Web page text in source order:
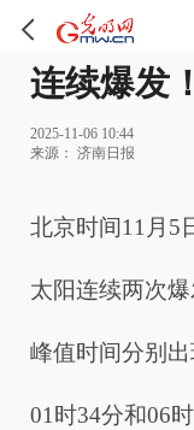
连续爆发
2025-11-06 10:44
来源： 济南日报
北京时间11月5
太阳连续两次
峰值时间分别
01时34分和06